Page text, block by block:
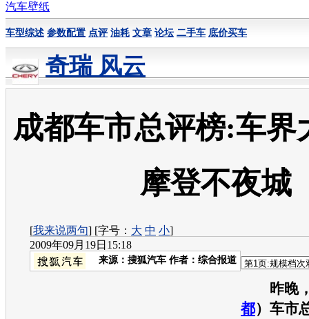
汽车壁纸
车型综述 参数配置 点评 油耗 文章 论坛 二手车 底价买车
奇瑞 风云
成都车市总评榜:车界
摩登不夜城
[我来说两句] [字号： 大 中 小]
2009年09月19日15:18
来源： 搜狐汽车 作者：综合报道
昨晚
都）车市